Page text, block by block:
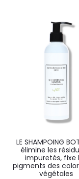
LE SHAMPOING
élimine les
impuretés, fixe
pigments des
végétales